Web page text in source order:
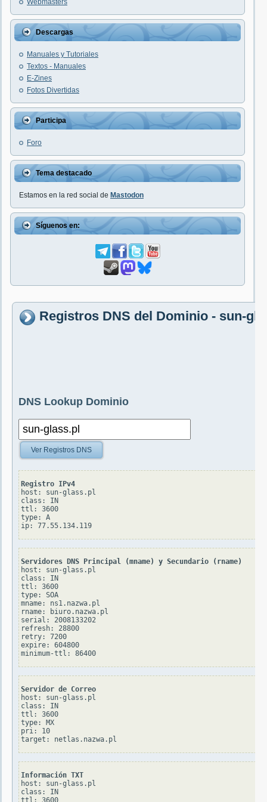
Webmasters
Descargas
Manuales y Tutoriales
Textos - Manuales
E-Zines
Fotos Divertidas
Participa
Foro
Tema destacado
Estamos en la red social de Mastodon
Síguenos en:
Registros DNS del Dominio - sun-
DNS Lookup Dominio
Ver Registros DNS
Registro IPv4
host: sun-glass.pl
class: IN
ttl: 3600
type: A
Servidores DNS Principal (mname) y Secundario (rname)
host: sun-glass.pl
class: IN
ttl: 3600
type: SOA
mname: ns1.nazwa.pl
rname: biuro.nazwa.pl
serial: 2008133202
refresh: 28800
retry: 7200
expire: 604800
Servidor de Correo
host: sun-glass.pl
class: IN
ttl: 3600
type: MX
pri: 10
Información TXT
host: sun-glass.pl
class: IN